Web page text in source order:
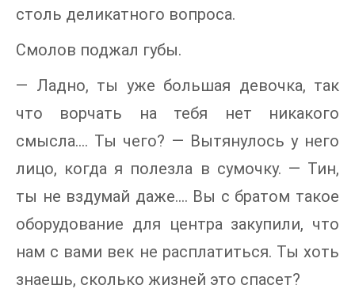
столь деликатного вопроса.
Смолов поджал губы.
— Ладно, ты уже большая девочка, так
что ворчать на тебя нет никакого
смысла…. Ты чего? — Вытянулось у него
лицо, когда я полезла в сумочку. — Тин,
ты не вздумай даже…. Вы с братом такое
оборудование для центра закупили, что
нам с вами век не расплатиться. Ты хоть
знаешь, сколько жизней это спасет?